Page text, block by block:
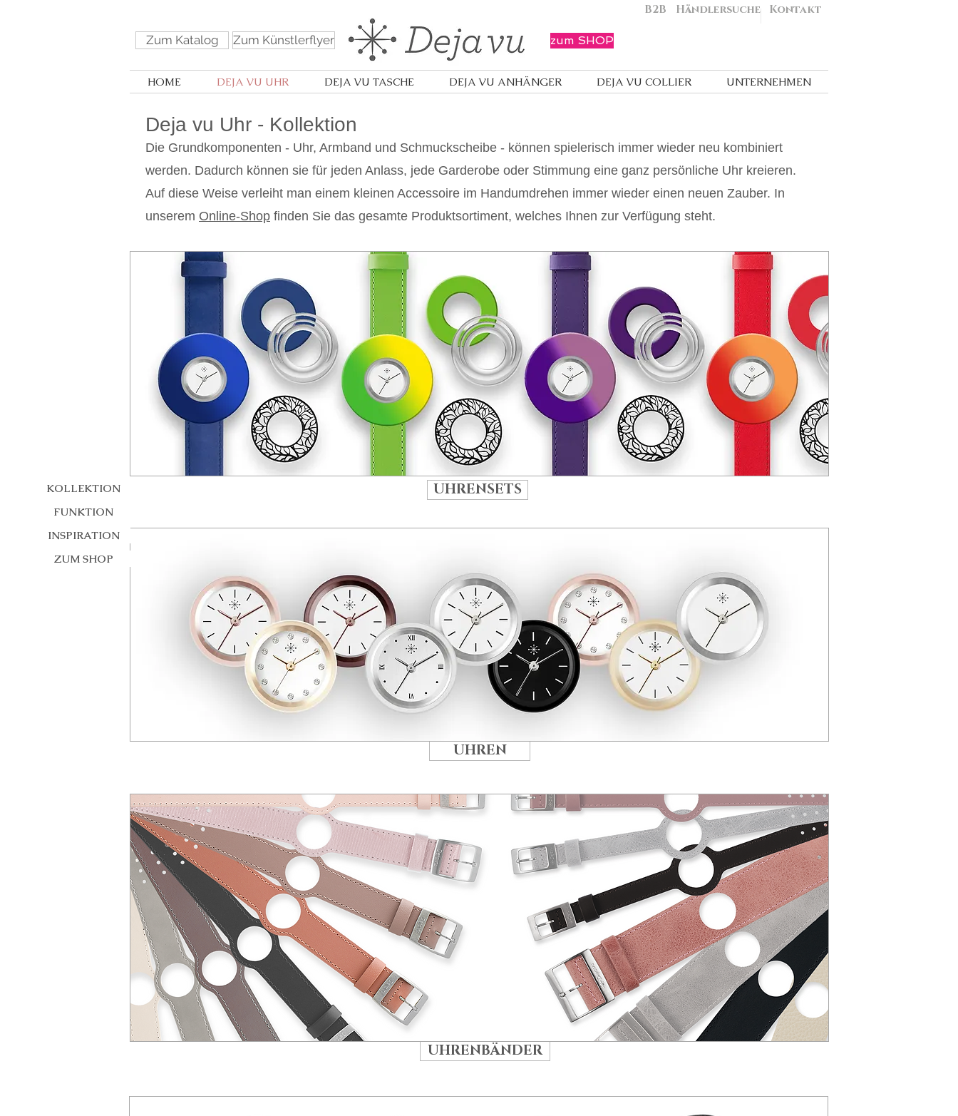
Zum Katalog zum SHOP
Zum Künstlerflyer
B2B Händlersuche Kontakt
HOME DEJA VU UHR DEJA VU TASCHE DEJA VU ANHÄNGER DEJA VU COLLIER UNTERNEHMEN
Deja vu Uhr - Kollektion
Die Grundkomponenten - Uhr, Armband und Schmuckscheibe - können spielerisch immer wieder neu kombiniert
werden. Dadurch können sie für jeden Anlass, jede Garderobe oder Stimmung eine ganz persönliche Uhr kreieren.
Auf diese Weise verleiht man einem kleinen Accessoire im Handumdrehen immer wieder einen neuen Zauber. In
unserem Online-Shop finden Sie das gesamte Produktsortiment, welches Ihnen zur Verfügung steht.
UHRENSETS
KOLLEKTION
FUNKTION
INSPIRATION
ZUM SHOP
UHREN
UHRENBÄNDER